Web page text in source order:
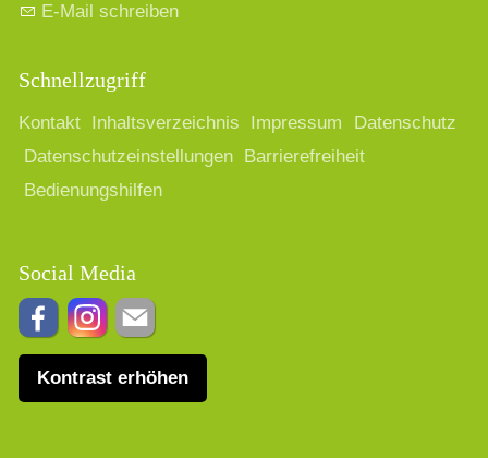
E-Mail schreiben
Schnellzugriff
Kontakt Inhaltsverzeichnis Impressum
Datenschutz
Datenschutzeinstellungen Barrierefreiheit
Bedienungshilfen
Social Media
Kontrast erhöhen